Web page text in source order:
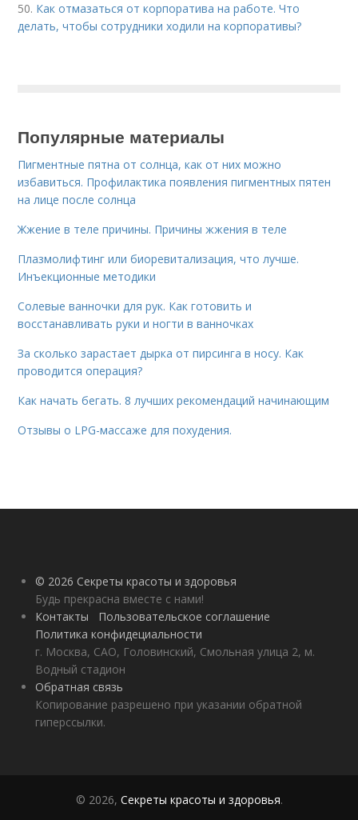
50. Как отмазаться от корпоратива на работе. Что
делать, чтобы сотрудники ходили на корпоративы?
Популярные материалы
Пигментные пятна от солнца, как от них можно
избавиться. Профилактика появления пигментных пятен
на лице после солнца
Жжение в теле причины. Причины жжения в теле
Плазмолифтинг или биоревитализация, что лучше.
Инъекционные методики
Солевые ванночки для рук. Как готовить и
восстанавливать руки и ногти в ванночках
За сколько зарастает дырка от пирсинга в носу. Как
проводится операция?
Как начать бегать. 8 лучших рекомендаций начинающим
Отзывы о LPG-массаже для похудения.
© 2026 Секреты красоты и здоровья
Будь прекрасна вместе с нами!
Контакты
Пользовательское соглашение
Политика конфидециальности
г. Москва, САО, Головинский, Смольная улица 2, м.
Водный стадион
Обратная связь
Копирование разрешено при указании обратной
гиперссылки.
© 2026, Секреты красоты и здоровья.